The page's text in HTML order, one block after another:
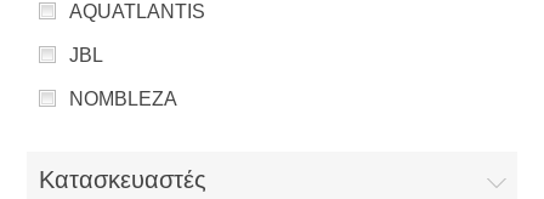
AQUATLANTIS
JBL
NOMBLEZA
Κατασκευαστές